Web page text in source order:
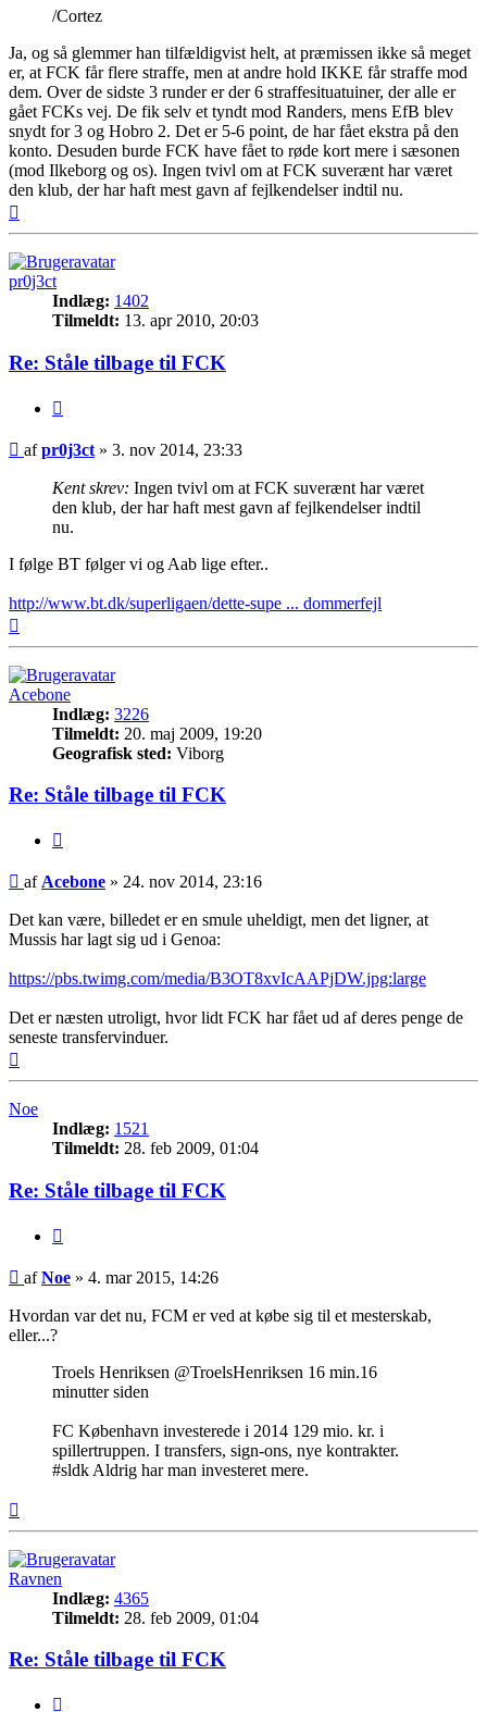
/Cortez
Ja, og så glemmer han tilfældigvist helt, at præmissen ikke så meget
er, at FCK får flere straffe, men at andre hold IKKE får straffe mod
dem. Over de sidste 3 runder er der 6 straffesituatuiner, der alle er
gået FCKs vej. De fik selv et tyndt mod Randers, mens EfB blev
snydt for 3 og Hobro 2. Det er 5-6 point, de har fået ekstra på den
konto. Desuden burde FCK have fået to røde kort mere i sæsonen
(mod Ilkeborg og os). Ingen tvivl om at FCK suverænt har været
den klub, der har haft mest gavn af fejlkendelser indtil nu.
pr0j3ct
Indlæg: 1402
Tilmeldt: 13. apr 2010, 20:03
Re: Ståle tilbage til FCK
Indlæg
afpr0j3ct » 3. nov 2014, 23:33
Kent skrev: Ingen tvivl om at FCK suverænt har været
den klub, der har haft mest gavn af fejlkendelser indtil
nu.
I følge BT følger vi og Aab lige efter..
http://www.bt.dk/superligaen/dette-supe ... dommerfejl
Acebone
Indlæg: 3226
Tilmeldt: 20. maj 2009, 19:20
Geografisk sted: Viborg
Re: Ståle tilbage til FCK
Indlæg
af Acebone » 24. nov 2014, 23:16
Det kan være, billedet er en smule uheldigt, men det ligner, at
Mussis har lagt sig ud i Genoa:
https://pbs.twimg.com/media/B3OT8xvIcAAPjDW.jpg:large
Det er næsten utroligt, hvor lidt FCK har fået ud af deres penge de
seneste transfervinduer.
Noe
Indlæg: 1521
Tilmeldt: 28. feb 2009, 01:04
Re: Ståle tilbage til FCK
Indlæg
afNoe » 4. mar 2015, 14:26
Hvordan var det nu, FCM er ved at købe sig til et mesterskab,
eller...?
Troels Henriksen ‏@TroelsHenriksen 16 min.16
minutter siden
FC København investerede i 2014 129 mio. kr. i
spillertruppen. I transfers, sign-ons, nye kontrakter.
#sldk Aldrig har man investeret mere.
Ravnen
Indlæg: 4365
Tilmeldt: 28. feb 2009, 01:04
Re: Ståle tilbage til FCK